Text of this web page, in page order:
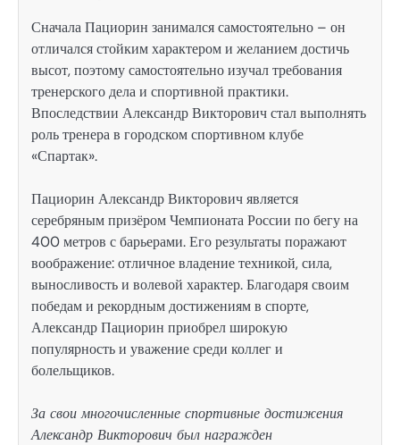
Сначала Пациорин занимался самостоятельно – он
отличался стойким характером и желанием достичь
высот, поэтому самостоятельно изучал требования
тренерского дела и спортивной практики.
Впоследствии Александр Викторович стал выполнять
роль тренера в городском спортивном клубе
«Спартак».
Пациорин Александр Викторович является
серебряным призёром Чемпионата России по бегу на
400 метров с барьерами. Его результаты поражают
воображение: отличное владение техникой, сила,
выносливость и волевой характер. Благодаря своим
победам и рекордным достижениям в спорте,
Александр Пациорин приобрел широкую
популярность и уважение среди коллег и
болельщиков.
За свои многочисленные спортивные достижения
Александр Викторович был награжден